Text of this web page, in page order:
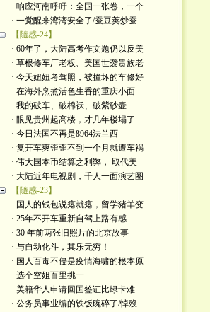
· 响应河南呼吁：全国一张卷，一个
· 一觉醒来湾湾安全了/蚕豆荚炒蚕
【隨感-24】
· 60年了，大陆高考作文题仍以反美
· 草根修车厂老板、美国世袭贵族老
· 今天妞妞考驾照，被撞坏的车修好
· 在海外烹煮活色生香的重庆小面
· 我的破车、破棉袄、破紫砂壶
· 眼见贵州起高楼，才几年楼塌了
· 今日法国不再是8964法兰西
· 复开车爽歪歪不到一个月就遭车祸
· 伟大国本币结算之利弊， 取代美
· 大陆近年电视剧，千人一面演艺圈
【隨感-23】
· 国人的钱包说瘪就瘪，留学猪羊变
· 25年不开车重新自驾上路有感
· 30 年前两张旧照片的北京故事
· 与自动化斗，其乐无穷！
· 国人百毒不侵是疫情海啸的根本原
· 选个空姐百里挑一
· 美籍华人申请回国签证比绿卡难
· 公务员事业编的铁饭碗碎了/悼歿